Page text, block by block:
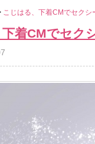
こじはる、下着CMでセク
下着CMでセ